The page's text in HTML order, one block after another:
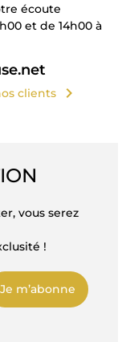
écoute
et de 14h00 à
clients chevron_right
vous serez
!
Je m’abonne